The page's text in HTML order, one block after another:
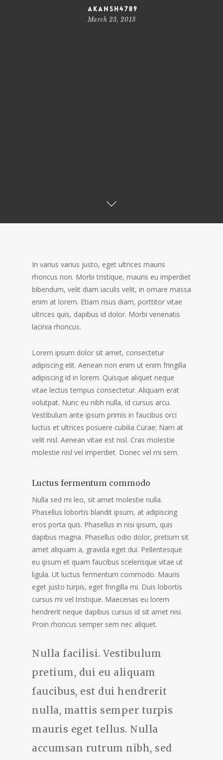
akansh4789
March 23, 2013
In varius varius justo, eget ultrices mauris
rhoncus non. Morbi tristique, mauris eu imperdiet
bibendum, velit diam iaculis velit, in ornare massa
enim at lorem. Etiam risus diam, porttitor vitae
ultrices quis, dapibus id dolor. Morbi venenatis
lacinia rhoncus.
Lorem ipsum dolor sit amet, consectetur
adipiscing elit. Aenean non enim ut enim fringilla
adipiscing id in lorem. Quisque aliquet neque
vitae lectus tempus consectetur. Aliquam erat
volutpat. Nunc eu nibh nulla, id cursus arcu.
Vestibulum ante ipsum primis in faucibus orci
luctus et ultrices posuere cubilia Curae; Nam at
velit nisl. Aenean vitae est nisl. Cras molestie
molestie nisl vel imperdiet. Donec vel mi sem.
Luctus fermentum commodo
Nulla sed mi leo, sit amet molestie nulla.
Phasellus lobortis blandit ipsum, at adipiscing
eros porta quis. Phasellus in nisi ipsum, quis
dapibus magna. Phasellus odio dolor, pretium sit
amet aliquam a, gravida eget dui. Pellentesque
eu ipsum et quam faucibus scelerisque vitae ut
ligula. Ut luctus fermentum commodo. Mauris
eget justo turpis, eget fringilla mi. Duis lobortis
cursus mi vel tristique. Maecenas eu lorem
hendrerit neque dapibus cursus id sit amet nisi.
Proin rhoncus semper sem nec aliquet.
Nulla facilisi. Vestibulum
pretium, dui eu aliquam
faucibus, est dui hendrerit
nulla, mattis semper turpis
mauris eget tellus. Nulla
accumsan rutrum nibh, sed